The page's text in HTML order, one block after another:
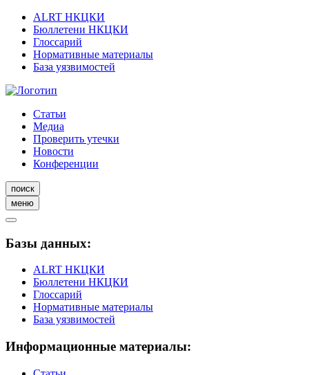
ALRT НКЦКИ
Бюллетени НКЦКИ
Глоссарий
Нормативные материалы
База уязвимостей
Статьи
Медиа
Проверить утечки
Новости
Конференции
поиск
меню
Базы данных:
ALRT НКЦКИ
Бюллетени НКЦКИ
Глоссарий
Нормативные материалы
База уязвимостей
Информационные материалы: